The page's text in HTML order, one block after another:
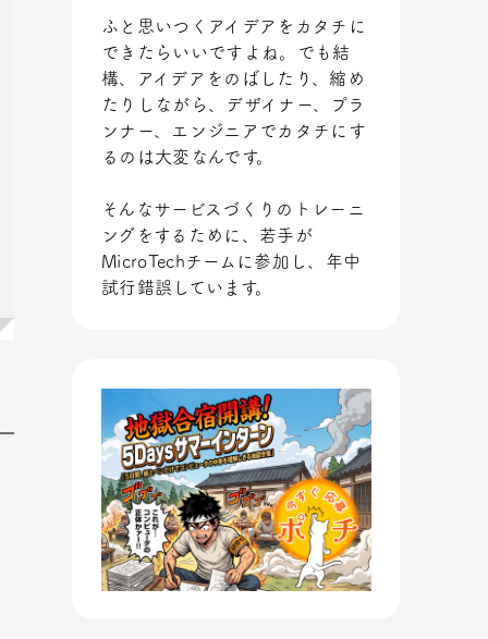
ふと思いつくアイデアをカタチに
できたらいいですよね。でも結
構、アイデアをのばしたり、縮め
たりしながら、デザイナー、プラ
ンナー、エンジニアでカタチにす
るのは大変なんです。
そんなサービスづくりのトレーニ
ングをするために、若手が
MicroTechチームに参加し、年中
試行錯誤しています。